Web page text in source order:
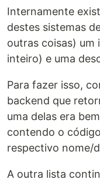
Internamente
destes sistemas
outras coisas) um
inteiro) e uma
Para fazer isso,
backend que
uma delas era
contendo o
respectivo nome/
A outra lista